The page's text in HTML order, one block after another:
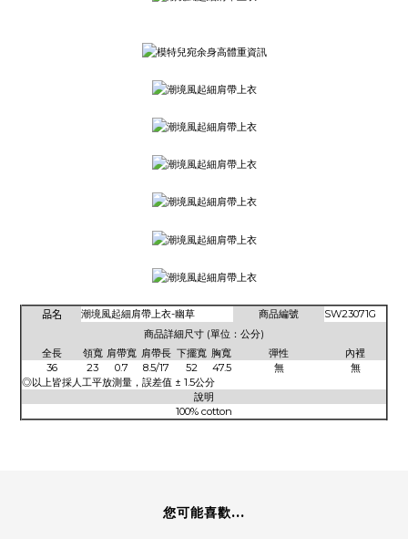
品名 潮境風起細肩帶上衣-幽草 商品編號
SW23071G
商品詳細尺寸 (單位：公分)
全長
領寬 肩帶寬 肩帶長 下擺寬 胸寬 彈性
內裡
36
23 0.7 8.5/17 52 47.5 無
無
◎以上皆採人工平放測量，誤差值 ± 1.5公分
說明
100% cotton
您可能喜歡...